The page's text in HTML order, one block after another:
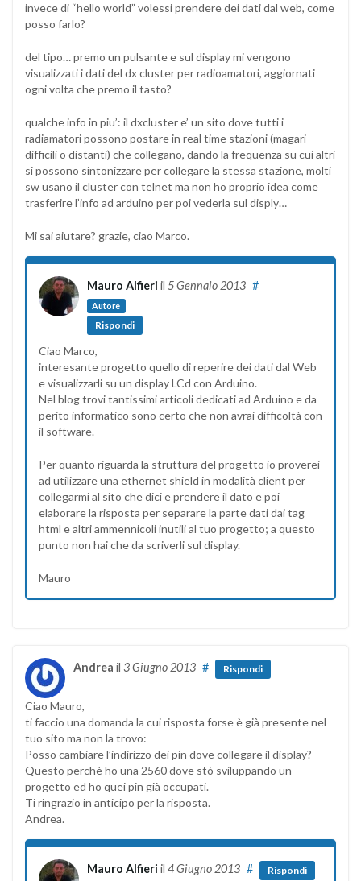
invece di “hello world” volessi prendere dei dati dal web, come
posso farlo?
del tipo… premo un pulsante e sul display mi vengono
visualizzati i dati del dx cluster per radioamatori, aggiornati
ogni volta che premo il tasto?
qualche info in piu’: il dxcluster e’ un sito dove tutti i
radiamatori possono postare in real time stazioni (magari
difficili o distanti) che collegano, dando la frequenza su cui altri
si possono sintonizzare per collegare la stessa stazione, molti
sw usano il cluster con telnet ma non ho proprio idea come
trasferire l’info ad arduino per poi vederla sul disply…
Mi sai aiutare? grazie, ciao Marco.
Mauro Alfieri il 5 Gennaio 2013
Autore
#
Rispondi
Ciao Marco,
interesante progetto quello di reperire dei dati dal Web
e visualizzarli su un display LCd con Arduino.
Nel blog trovi tantissimi articoli dedicati ad Arduino e da
perito informatico sono certo che non avrai difficoltà con
il software.
Per quanto riguarda la struttura del progetto io proverei
ad utilizzare una ethernet shield in modalità client per
collegarmi al sito che dici e prendere il dato e poi
elaborare la risposta per separare la parte dati dai tag
html e altri ammennicoli inutili al tuo progetto; a questo
punto non hai che da scriverli sul display.
Mauro
Andrea il 3 Giugno 2013 # Rispondi
Ciao Mauro,
ti faccio una domanda la cui risposta forse è già presente nel
tuo sito ma non la trovo:
Posso cambiare l’indirizzo dei pin dove collegare il display?
Questo perchè ho una 2560 dove stò sviluppando un
progetto ed ho quei pin già occupati.
Ti ringrazio in anticipo per la risposta.
Andrea.
Mauro Alfieri il 4 Giugno 2013 # Rispondi